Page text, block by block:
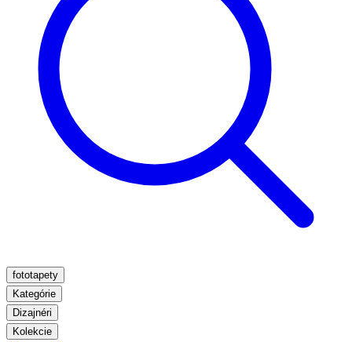
fototapety
Kategórie
Dizajnéri
Kolekcie